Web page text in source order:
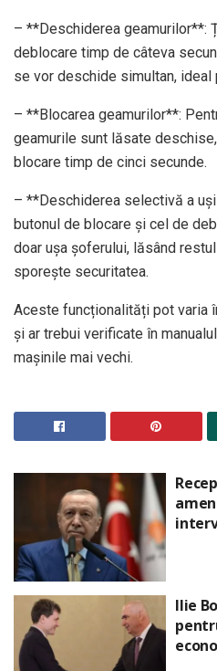
– **Deschiderea geamurilor**:
deblocare timp de câteva
se vor deschide simultan,
– **Blocarea geamurilor**:
geamurile sunt lăsate
blocare timp de cinci secunde.
– **Deschiderea selectivă a
butonul de blocare și cel de
doar ușa șoferului, lăsând
sporește securitatea.
Aceste funcționalități pot varia
și ar trebui verificate în
mașinile mai vechi.
Ilie